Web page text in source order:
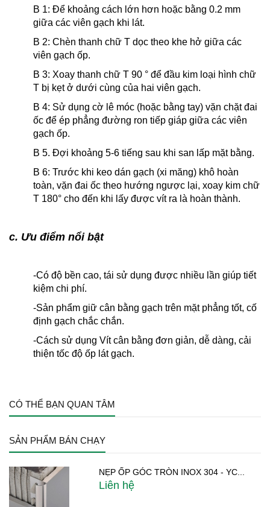
B 1: Để khoảng cách lớn hơn hoặc bằng 0.2 mm
giữa các viên gạch khi lát.
B 2: Chèn thanh chữ T dọc theo khe hở giữa các
viên gạch ốp.
B 3: Xoay thanh chữ T 90 ° để đầu kim loại hình chữ
T bị kẹt ở dưới cùng của hai viên gạch.
B 4: Sử dụng cờ lê móc (hoặc bằng tay) vặn chặt đai
ốc để ép phẳng đường ron tiếp giáp giữa các viên
gạch ốp.
B 5. Đợi khoảng 5-6 tiếng sau khi san lấp mặt bằng.
B 6: Trước khi keo dán gạch (xi măng) khô hoàn
toàn, vặn đai ốc theo hướng ngược lại, xoay kim chữ
T 180° cho đến khi lấy được vít ra là hoàn thành.
c. Ưu điểm nổi bật
-Có độ bền cao, tái sử dụng được nhiều lần giúp tiết
kiệm chi phí.
-Sản phẩm giữ cân bằng gạch trên mặt phẳng tốt, cố
định gạch chắc chắn.
-Cách sử dụng Vít cân bằng đơn giản, dễ dàng, cải
thiện tốc độ ốp lát gạch.
CÓ THỂ BẠN QUAN TÂM
SẢN PHẨM BÁN CHẠY
NẸP ỐP GÓC TRÒN INOX 304 - YC...
Liên hệ